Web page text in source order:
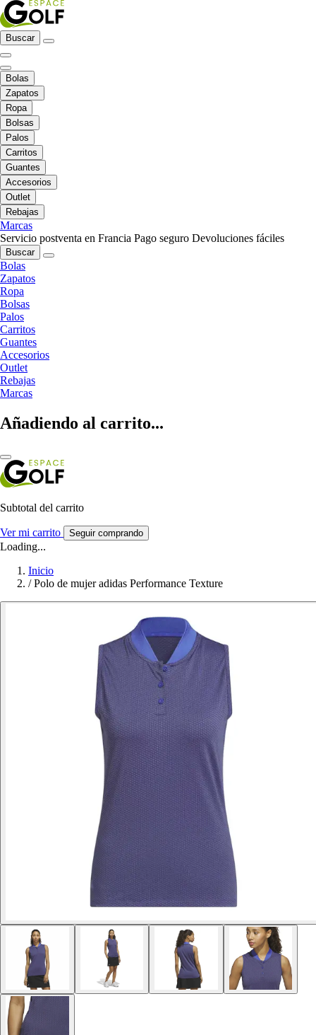
Buscar
Bolas
Zapatos
Ropa
Bolsas
Palos
Carritos
Guantes
Accesorios
Outlet
Rebajas
Marcas
Servicio postventa en Francia Pago seguro Devoluciones fáciles
Buscar
Bolas
Zapatos
Ropa
Bolsas
Palos
Carritos
Guantes
Accesorios
Outlet
Rebajas
Marcas
Añadiendo al carrito...
Subtotal del carrito
Ver mi carrito Seguir comprando
Loading...
Inicio
/ Polo de mujer adidas Performance Texture